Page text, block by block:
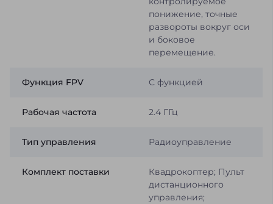
понижение, точные
развороты вокруг оси
и боковое
перемещение.
Функция FPV С функцией
Рабочая частота 2.4 ГГц
Тип управления Радиоуправление
Комплект поставки
Квадрокоптер; Пульт
дистанционного
управления;